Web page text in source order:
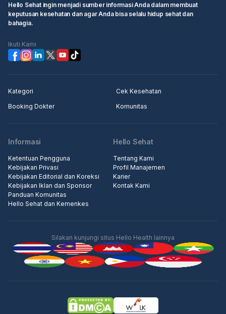
Hello Sehat ingin menjadi sumber informasi Anda dalam membuat
keputusan kesehatan dan agar Anda bisa selalu hidup sehat dan
bahagia.
Ikuti Kami
Kategori
Cek Kesehatan
Booking Dokter
Komunitas
Informasi
Ketentuan Pengguna
Kebijakan Privasi
Kebijakan Editorial dan Koreksi
Kebijakan Iklan dan Sponsor
Panduan Komunitas
Hello Sehat dan Kemenkes
Hello Sehat
Tentang Kami
Profil Manajemen
Karier
Kontak Kami
Silakan kunjungi situs Hello Health lainnya